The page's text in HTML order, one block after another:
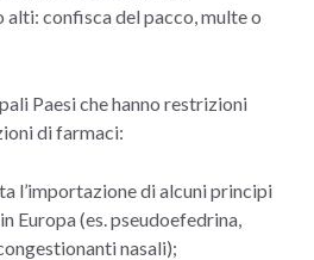
alti: confisca del pacco, multe o
Paesi che hanno restrizioni
di farmaci:
l’importazione di alcuni principi
Europa (es. pseudoefedrina,
nasali);